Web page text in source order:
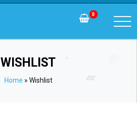
0
WISHLIST
Home » Wishlist